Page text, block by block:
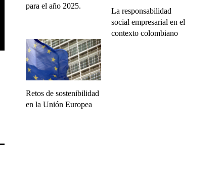
para el año 2025.
La responsabilidad
social empresarial en el
contexto colombiano
Retos de sostenibilidad
en la Unión Europea